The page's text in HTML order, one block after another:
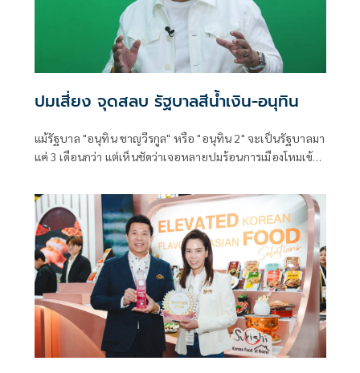
ปมเสี่ยง จุดสลบ รัฐบาลสีน้ำเงิน-อนุทิน
แม้รัฐบาล "อนุทิน ชาญวีรกูล" หรือ "อนุทิน 2" จะเป็นรัฐบาลมา
แค่ 3 เดือนกว่า แต่เห็นชัดว่าเจอหลายปมร้อนการเมืองโหมเข้า